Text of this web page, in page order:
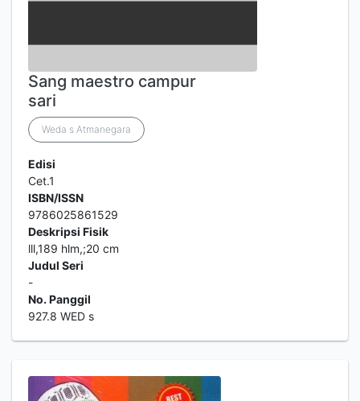
Sang maestro campur
sari
Weda s Atmanegara
Edisi
Cet.1
ISBN/ISSN
9786025861529
Deskripsi Fisik
lll,189 hlm,;20 cm
Judul Seri
-
No. Panggil
927.8 WED s